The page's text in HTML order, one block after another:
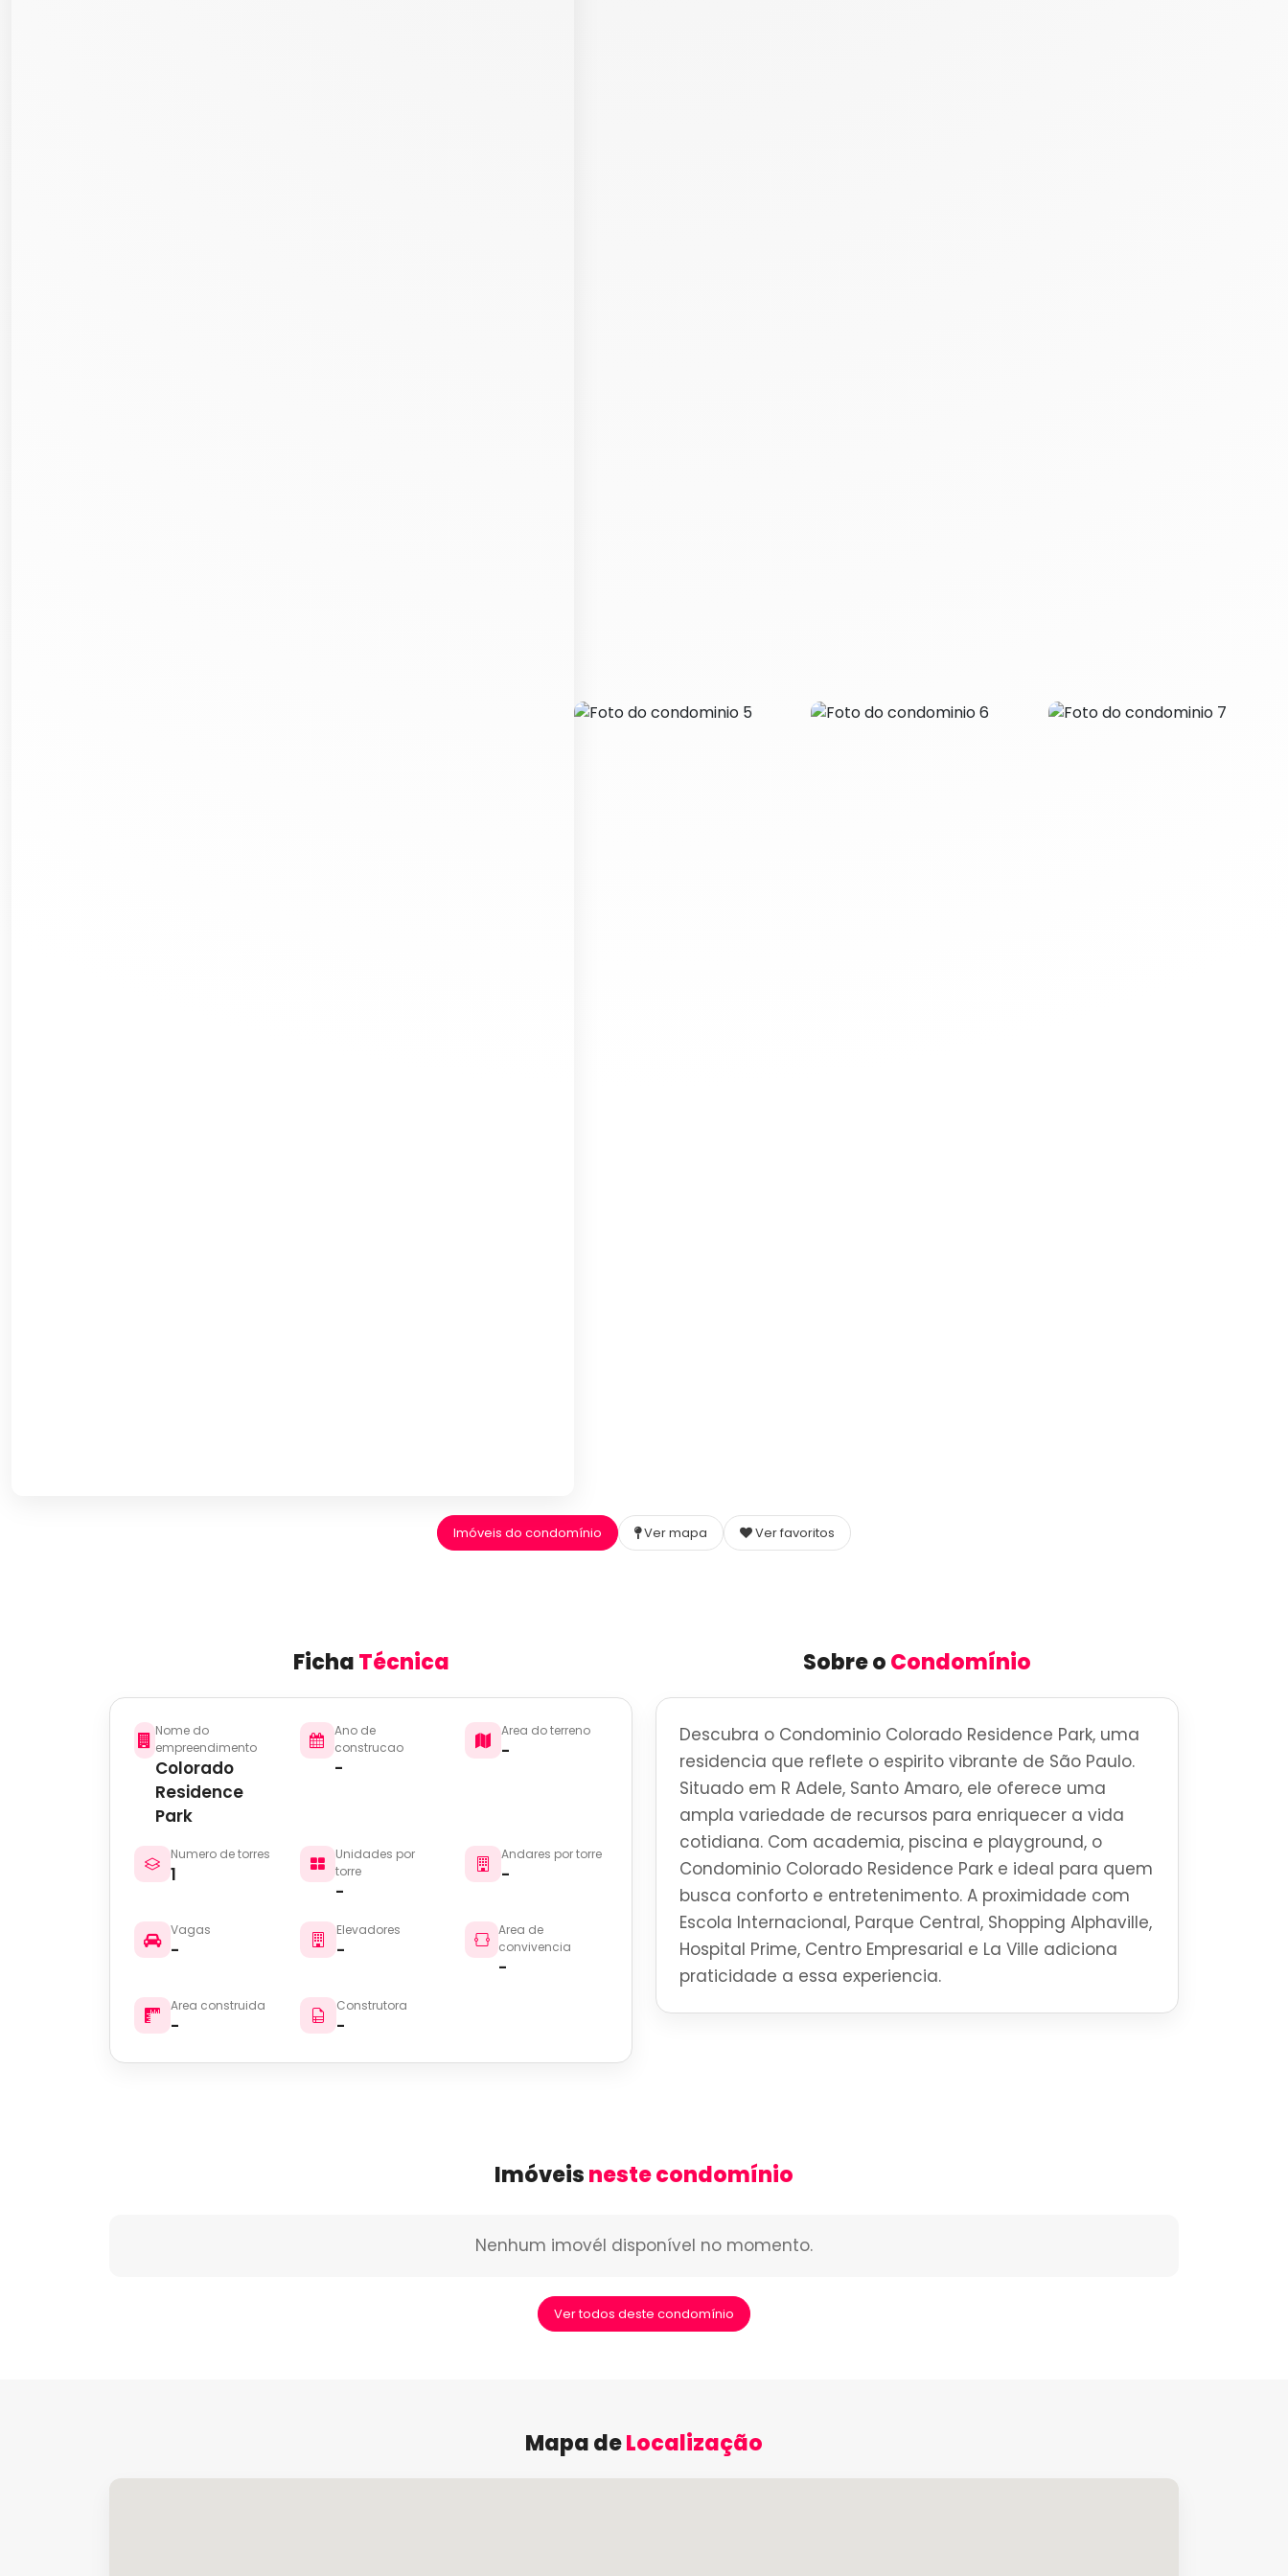
Imóveis do condomínio Ver mapa Ver favoritos
FichaTécnica
Nome do
empreendimento
Colorado
Residence
Park
Ano de
construcao
-
Area do terreno
-
Numero de torres
1
Unidades por
torre
-
Andares por torre
-
Vagas
-
Elevadores
-
Area de
convivencia
-
Area construida
-
Construtora
-
Sobre oCondomínio
Descubra o Condominio Colorado Residence Park, uma
residencia que reflete o espirito vibrante de São Paulo.
Situado em R Adele, Santo Amaro, ele oferece uma
ampla variedade de recursos para enriquecer a vida
cotidiana. Com academia, piscina e playground, o
Condominio Colorado Residence Park e ideal para quem
busca conforto e entretenimento. A proximidade com
Escola Internacional, Parque Central, Shopping Alphaville,
Hospital Prime, Centro Empresarial e La Ville adiciona
praticidade a essa experiencia.
Imóveisneste condomínio
Nenhum imovél disponível no momento.
Ver todos deste condomínio
Mapa deLocalização